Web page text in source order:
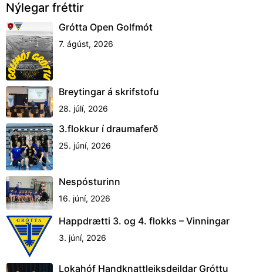
Nýlegar fréttir
Grótta Open Golfmót
7. ágúst, 2026
Breytingar á skrifstofu
28. júlí, 2026
3.flokkur í draumaferð
25. júní, 2026
Nespósturinn
16. júní, 2026
Happdrætti 3. og 4. flokks – Vinningar
3. júní, 2026
Lokahóf Handknattleiksdeildar Gróttu